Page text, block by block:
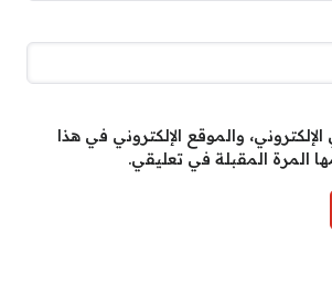
والموقع الإلكتروني في هذا
المرة المقبلة في تعليقي.